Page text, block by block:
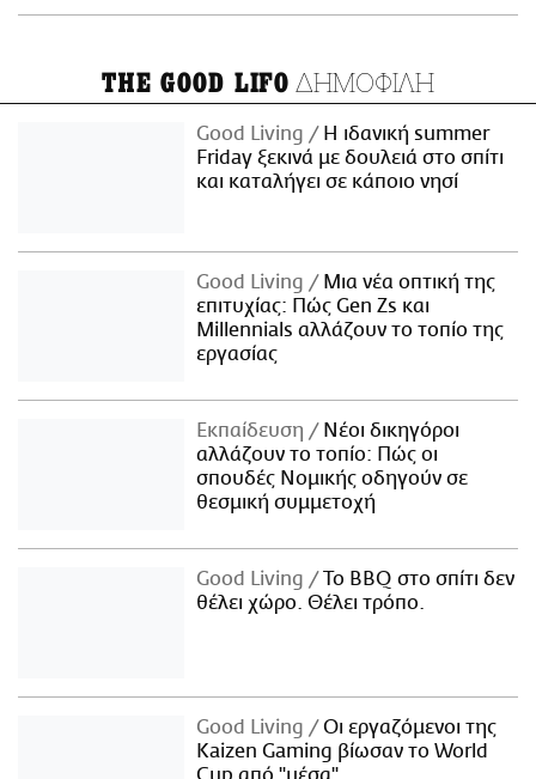
THE GOOD LIFO ΔΗΜΟΦΙΛΗ
Good Living
Η ιδανική summer
Friday ξεκινά με δουλειά στο σπίτι
και καταλήγει σε κάποιο νησί
Good Living
Μια νέα οπτική της
επιτυχίας: Πώς Gen Zs και
Millennials αλλάζουν το τοπίο της
εργασίας
Εκπαίδευση
Νέοι δικηγόροι
αλλάζουν το τοπίο: Πώς οι
σπουδές Νομικής οδηγούν σε
θεσμική συμμετοχή
Good Living
Το BBQ στο σπίτι δεν
θέλει χώρο. Θέλει τρόπο.
Good Living
Οι εργαζόμενοι της
Kaizen Gaming βίωσαν το World